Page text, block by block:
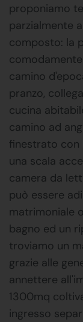
proponiamo
parzialmente
composto: la
camino
pranzo,
cucina
camino ad
finestrato con
una scala
camera da
può essere
matrimoniale
bagno ed un
troviamo un
grazie alle
annettere
1300mq
ingresso